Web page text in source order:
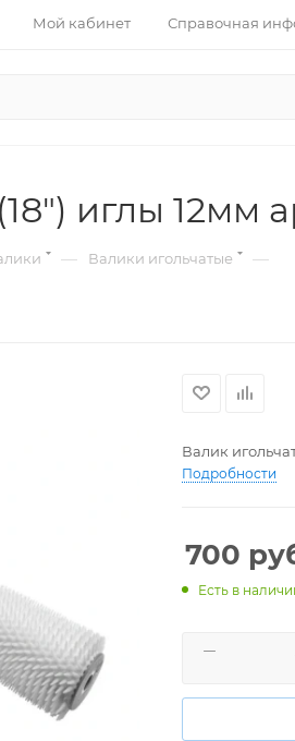
Мой кабинет Справочная
иглы 12мм
— Валики игольчатые —
Валик
Подробности
700
Есть в